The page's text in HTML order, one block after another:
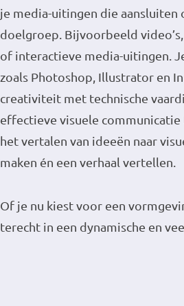
je media-uitingen die aansluiten
doelgroep. Bijvoorbeeld
of interactieve media-uitingen.
zoals Photoshop, Illustrator en
creativiteit met technische
effectieve visuele
het vertalen van ideeën naar
maken én een verhaal vertellen.
Of je nu kiest voor een
terecht in een dynamische en